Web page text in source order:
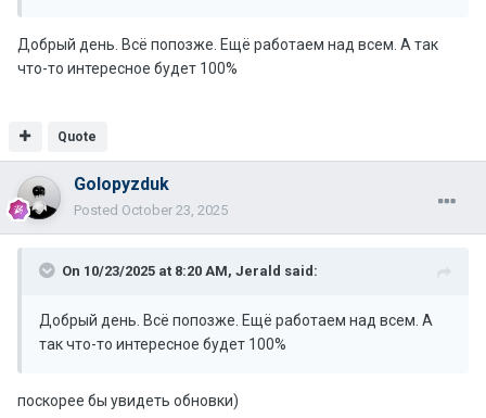
Добрый день. Всё попозже. Ещё работаем над всем. А так
что-то интересное будет 100%
Quote
Golopyzduk
Posted October 23, 2025
On 10/23/2025 at 8:20 AM, Jerald said:
Добрый день. Всё попозже. Ещё работаем над всем. А
так что-то интересное будет 100%
поскорее бы увидеть обновки)